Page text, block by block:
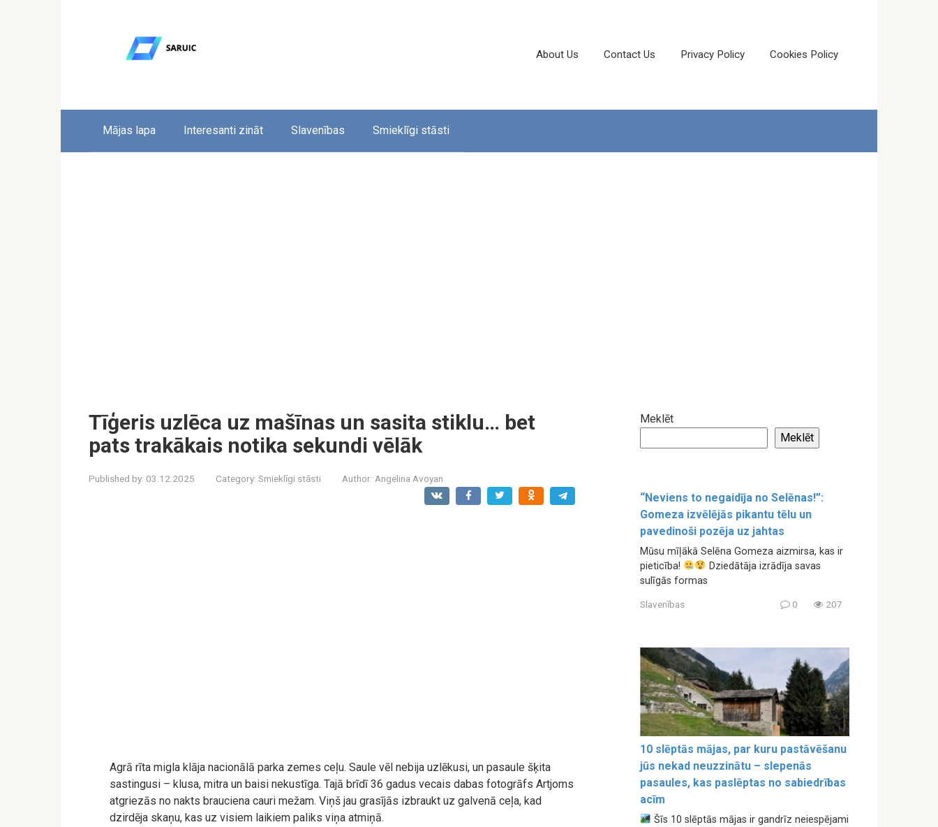
About Us Contact Us Privacy Policy Cookies Policy
Mājas lapa Interesanti zināt Slavenības Smieklīgi stāsti
Tīģeris uzlēca uz mašīnas un sasita stiklu… bet
pats trakākais notika sekundi vēlāk
Published by: 03.12.2025 Category: Smieklīgi stāsti Author: Angelina Avoyan
Agrā rīta migla klāja nacionālā parka zemes ceļu. Saule vēl nebija uzlēkusi, un pasaule šķita
sastingusi – klusa, mitra un baisi nekustīga. Tajā brīdī 36 gadus vecais dabas fotogrāfs Artjoms
atgriezās no nakts brauciena cauri mežam. Viņš jau grasījās izbraukt uz galvenā ceļa, kad
dzirdēja skaņu, kas uz visiem laikiem paliks viņa atmiņā.
Meklēt
Meklēt
“Neviens to negaidīja no Selēnas!”:
Gomeza izvēlējās pikantu tēlu un
pavedinoši pozēja uz jahtas
Mūsu mīļākā Selēna Gomeza aizmirsa, kas ir
pieticība!
Dziedātāja izrādīja savas
sulīgās formas
Slavenības 0 207
10 slēptās mājas, par kuru pastāvēšanu
jūs nekad neuzzinātu – slepenās
pasaules, kas paslēptas no sabiedrības
acīm
Šīs 10 slēptās mājas ir gandrīz neiespējami